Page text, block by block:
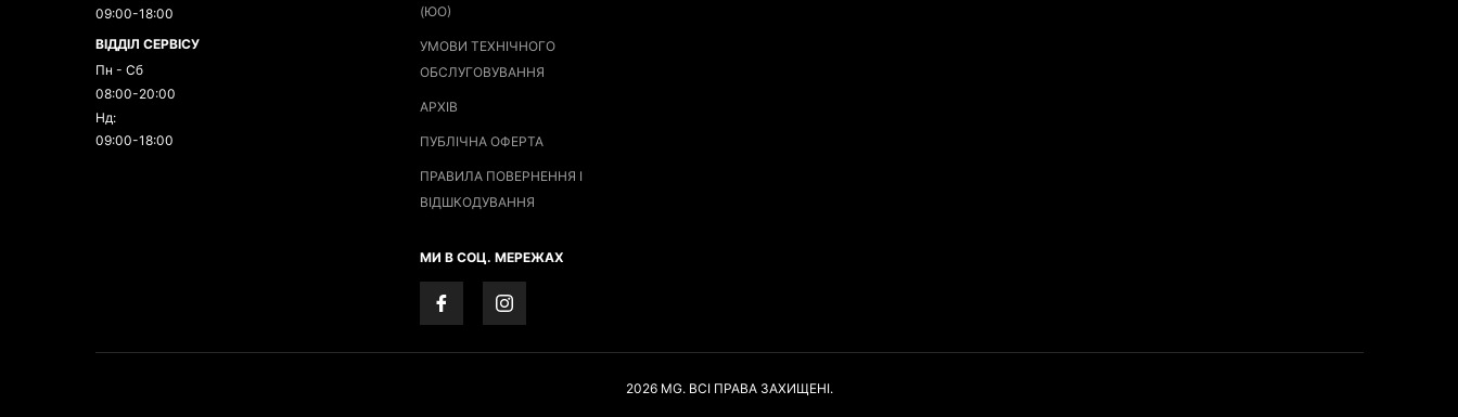
09:00-18:00
ВІДДІЛ СЕРВІСУ
Пн - Сб
08:00-20:00
Нд:
09:00-18:00
(ЮО)
УМОВИ ТЕХНІЧНОГО
ОБСЛУГОВУВАННЯ
АРХІВ
ПУБЛІЧНА ОФЕРТА
ПРАВИЛА ПОВЕРНЕННЯ І
ВІДШКОДУВАННЯ
МИ В СОЦ. МЕРЕЖАХ
2026 MG. ВСІ ПРАВА ЗАХИЩЕНІ.